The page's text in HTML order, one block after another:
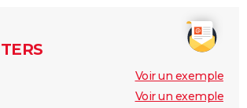
Voir un exemple
Voir un exemple